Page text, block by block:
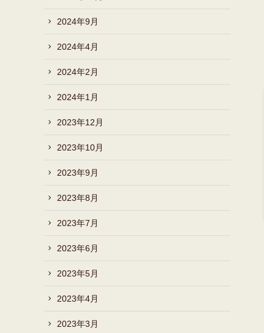
2024年9月
2024年4月
2024年2月
2024年1月
2023年12月
2023年10月
2023年9月
2023年8月
2023年7月
2023年6月
2023年5月
2023年4月
2023年3月